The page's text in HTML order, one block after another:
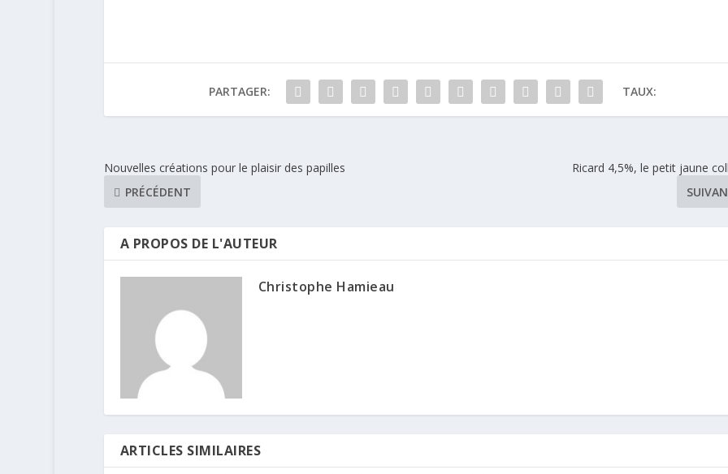
PARTAGER: TAUX:
Nouvelles créations pour le plaisir des papilles
PRÉCÉDENT
Ricard 4,5%, le petit jaune
A PROPOS DE L'AUTEUR
Christophe Hamieau
ARTICLES SIMILAIRES